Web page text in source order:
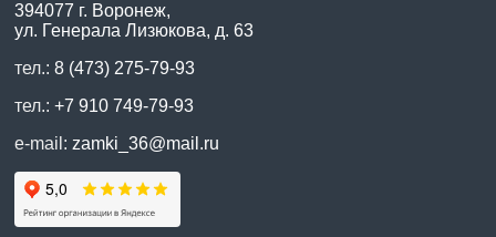
394077 г. Воронеж,
ул. Генерала Лизюкова, д. 63
тел.:8 (473) 275-79-93
тел.:+7 910 749-79-93
e-mail: zamki_36@mail.ru